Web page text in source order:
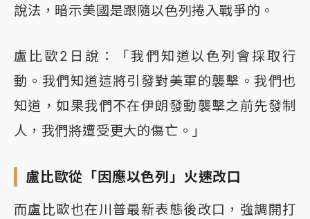
說法，暗示美國是跟隨以色列捲入戰爭的。
盧比歐2日說：「我們知道以色列會採取行
動。我們知道這將引發對美軍的襲擊。我們也
知道，如果我們不在伊朗發動襲擊之前先發制
人，我們將遭受更大的傷亡。」
盧比歐從「因應以色列」火速改口
而盧比歐也在川普最新表態後改口，強調開打